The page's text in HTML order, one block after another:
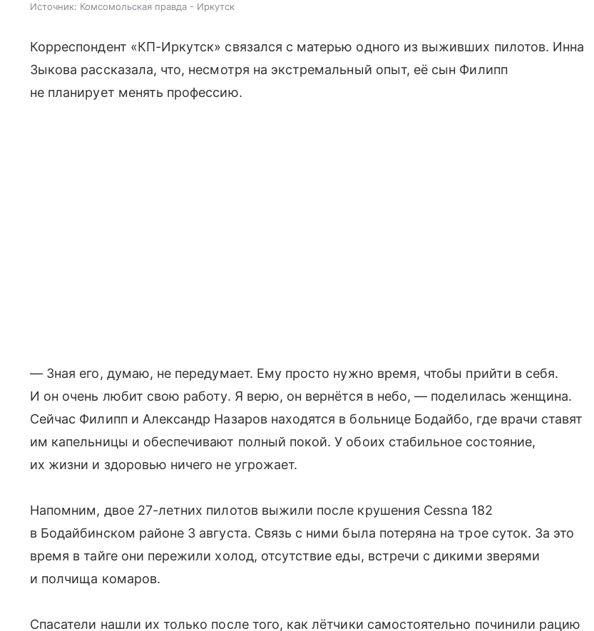
Источник: Комсомольская правда - Иркутск
Корреспондент «КП-Иркутск» связался с матерью одного из выживших пилотов. Инна
Зыкова рассказала, что, несмотря на экстремальный опыт, её сын Филипп
не планирует менять профессию.
— Зная его, думаю, не передумает. Ему просто нужно время, чтобы прийти в себя.
И он очень любит свою работу. Я верю, он вернётся в небо, — поделилась женщина.
Сейчас Филипп и Александр Назаров находятся в больнице Бодайбо, где врачи ставят
им капельницы и обеспечивают полный покой. У обоих стабильное состояние,
их жизни и здоровью ничего не угрожает.
Напомним, двое 27-летних пилотов выжили после крушения Cessna 182
в Бодайбинском районе 3 августа. Связь с ними была потеряна на трое суток. За это
время в тайге они пережили холод, отсутствие еды, встречи с дикими зверями
и полчища комаров.
Спасатели нашли их только после того, как лётчики самостоятельно починили рацию